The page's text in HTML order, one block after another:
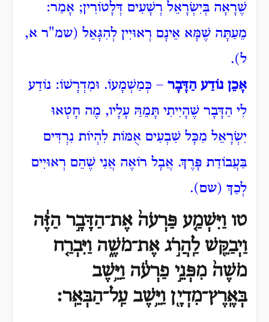
שֶׁרָאָה בְּיִשְׂרָאֵל רְשָׁעִים דְּלָטוֹרִין; אָמַר:
מֵעַתָּה שֶׁמָּא אֵינָם רְאוּיִין לְהִגָּאֵל (שמ"ר א,
ל).
אָכֵן נוֹדַע הַדָּבָר – כְּמַשְׁמָעוֹ. וּמִדְרָשׁוֹ: נוֹדַע
לִי הַדָּבָר שֶׁהָיִיתִי תָּמֵהַּ עָלָיו, מֶה חָטְאוּ
יִשְׂרָאֵל מִכָּל שִׁבְעִים אֻמּוֹת לִהְיוֹת נִרְדִּים
בַּעֲבוֹדַת פָּרֶךְ. אֲבָל רוֹאֶה אֲנִי שֶׁהֵם רְאוּיִים
לְכַךְ (שם).
טו וַיִּשְׁמַ֤ע פַּרְעֹה֙ אֶת־הַדָּבָ֣ר הַזֶּ֔ה
וַיְבַקֵּ֖שׁ לַֽהֲרֹ֣ג אֶת־מֹשֶׁ֑ה וַיִּבְרַ֤ח
מֹשֶׁה֙ מִפְּנֵ֣י פַרְעֹ֔ה וַיֵּ֥שֶׁב
בְּאֶֽרֶץ־מִדְיָ֖ן וַיֵּ֥שֶׁב עַֽל־הַבְּאֵֽר׃